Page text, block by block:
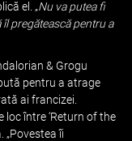
el. „Nu va putea fi
îl pregătească pentru a
& Grogu
pentru a atrage
ai francizei.
loc între ‘Return of the
„Povestea îi